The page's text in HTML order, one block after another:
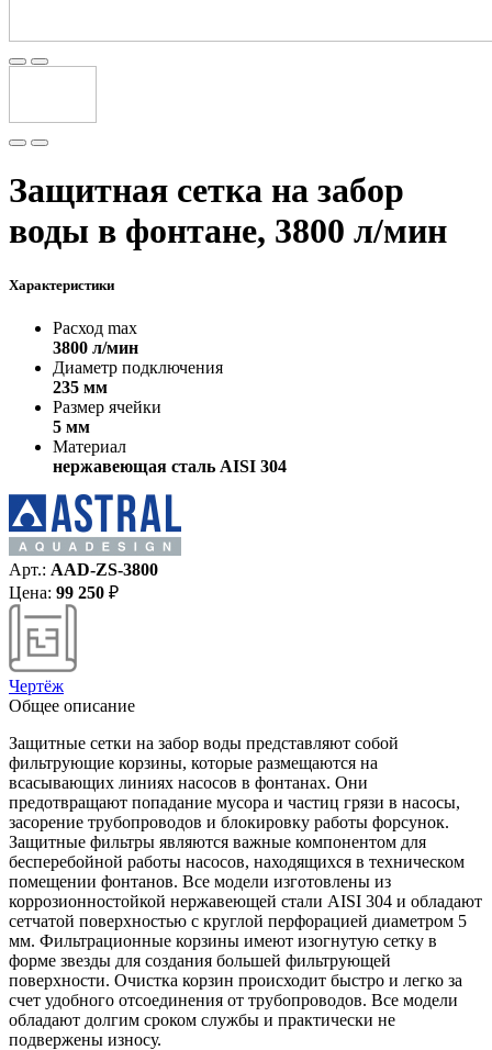
Защитная сетка на забор
воды в фонтане, 3800 л/мин
Характеристики
Расход max
3800 л/мин
Диаметр подключения
235 мм
Размер ячейки
5 мм
Материал
нержавеющая сталь AISI 304
Арт.: AAD-ZS-3800
Цена: 99 250 ₽
Чертёж
Общее описание
Защитные сетки на забор воды представляют собой
фильтрующие корзины, которые размещаются на
всасывающих линиях насосов в фонтанах. Они
предотвращают попадание мусора и частиц грязи в насосы,
засорение трубопроводов и блокировку работы форсунок.
Защитные фильтры являются важные компонентом для
бесперебойной работы насосов, находящихся в техническом
помещении фонтанов. Все модели изготовлены из
коррозионностойкой нержавеющей стали AISI 304 и обладают
сетчатой поверхностью с круглой перфорацией диаметром 5
мм. Фильтрационные корзины имеют изогнутую сетку в
форме звезды для создания большей фильтрующей
поверхности. Очистка корзин происходит быстро и легко за
счет удобного отсоединения от трубопроводов. Все модели
обладают долгим сроком службы и практически не
подвержены износу.